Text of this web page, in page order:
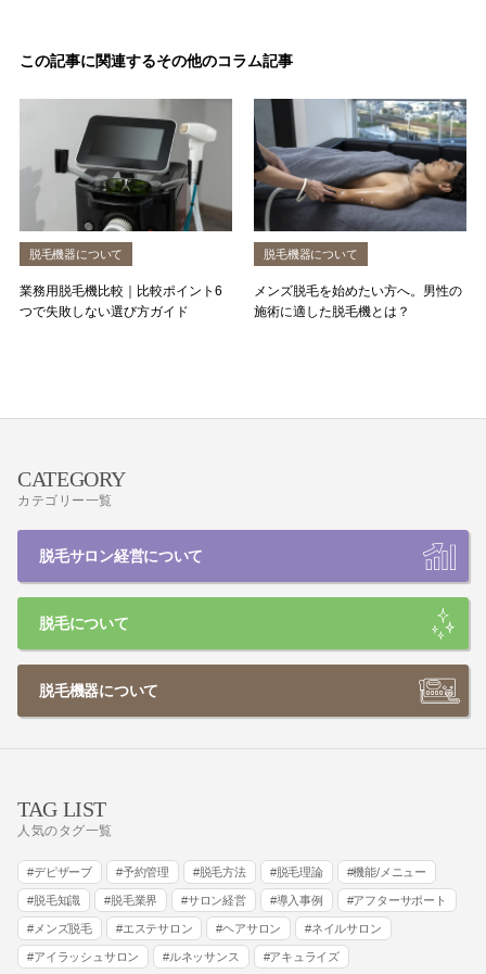
この記事に関連するその他のコラム記事
脱毛機器について
業務用脱毛機比較｜比較ポイント6
つで失敗しない選び方ガイド
脱毛機器について
メンズ脱毛を始めたい方へ。男性の
施術に適した脱毛機とは？
CATEGORY
カテゴリー一覧
脱毛サロン経営について
脱毛について
脱毛機器について
TAG LIST
人気のタグ一覧
デピザーブ 予約管理 脱毛方法 脱毛理論 機能/メニュー
脱毛知識 脱毛業界 サロン経営 導入事例 アフターサポート
メンズ脱毛 エステサロン ヘアサロン ネイルサロン
アイラッシュサロン ルネッサンス アキュライズ